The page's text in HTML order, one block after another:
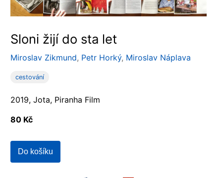
Sloni žijí do sta let
Miroslav Zikmund, Petr Horký, Miroslav Náplava
cestování
2019, Jota, Piranha Film
80 Kč
Do košíku